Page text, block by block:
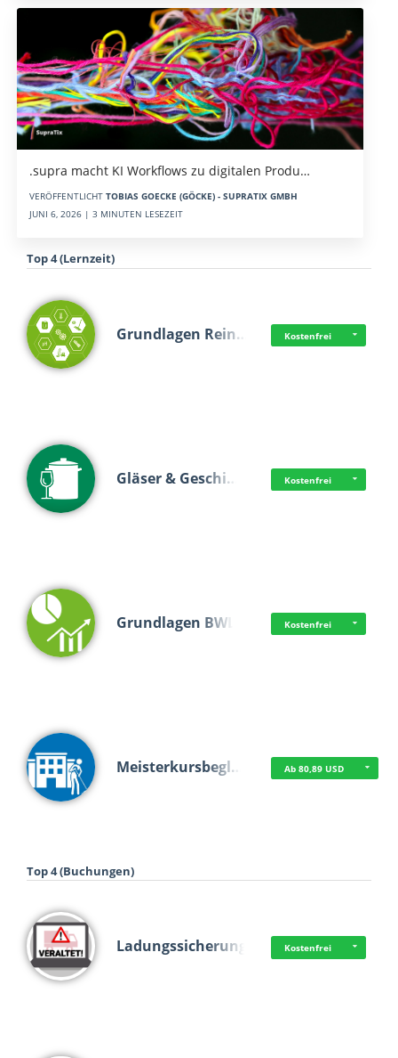
.supra macht KI Workflows zu digitalen Produ…
VERÖFFENTLICHT TOBIAS GOECKE (GÖCKE) - SUPRATIX GMBH
JUNI 6, 2026 | 3 MINUTEN LESEZEIT
Top 4 (Lernzeit)
Grundlagen Rein… Kostenfrei
Gläser & Geschi… Kostenfrei
Grundlagen BWL Kostenfrei
Meisterkursbegl… Ab 80,89 USD
Top 4 (Buchungen)
Ladungssicherung Kostenfrei